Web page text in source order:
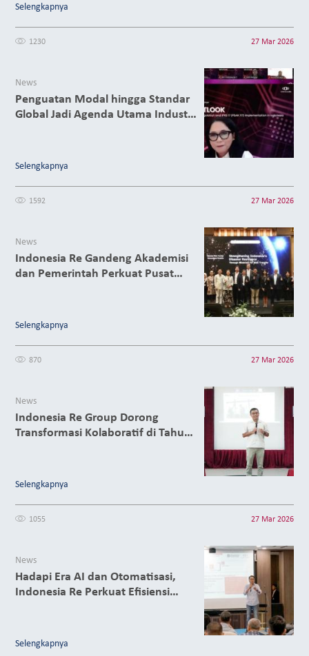
Selengkapnya
1230 27 Mar 2026
News
Penguatan Modal hingga Standar
Global Jadi Agenda Utama Industri
Selengkapnya
1592 27 Mar 2026
News
Indonesia Re Gandeng Akademisi
dan Pemerintah Perkuat Pusat
Selengkapnya
870 27 Mar 2026
News
Indonesia Re Group Dorong
Transformasi Kolaboratif di Tahun
Selengkapnya
1055 27 Mar 2026
News
Hadapi Era AI dan Otomatisasi,
Indonesia Re Perkuat Efisiensi
Selengkapnya